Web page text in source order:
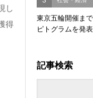
し
得
東京五輪開催ま
ピトグラムを発表
記事検索